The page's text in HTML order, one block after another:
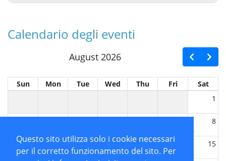
Questo sito utilizza solo i cookie necessari
per il corretto funzionamento del sito. Per
Calendario degli eventi
August 2026
Sun Mon Tue Wed Thu Fri
Sat
1
8
9 10 11 12 13 15